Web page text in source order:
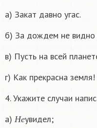
а) Закат давно угас.
б) За дождем не видно
в) Пусть на всей
г) Как прекрасна земля!
4. Укажите случаи
а)
Н е
Не увидел;